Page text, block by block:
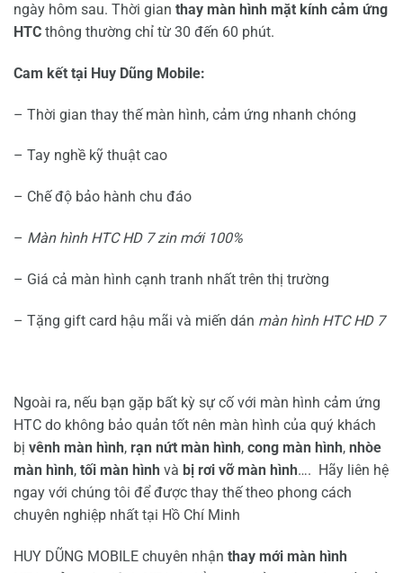
ngày hôm sau. Thời gian thay màn hình mặt kính cảm ứng
HTC thông thường chỉ từ 30 đến 60 phút.
Cam kết tại Huy Dũng Mobile:
– Thời gian thay thế màn hình, cảm ứng nhanh chóng
– Tay nghề kỹ thuật cao
– Chế độ bảo hành chu đáo
– Màn hình HTC HD 7 zin mới 100%
– Giá cả màn hình cạnh tranh nhất trên thị trường
– Tặng gift card hậu mãi và miến dán màn hình HTC HD 7
Ngoài ra, nếu bạn gặp bất kỳ sự cố với màn hình cảm ứng
HTC do không bảo quản tốt nên màn hình của quý khách
bị vênh màn hình, rạn nứt màn hình, cong màn hình, nhòe
màn hình, tối màn hình và bị rơi vỡ màn hình…. Hãy liên hệ
ngay với chúng tôi để được thay thế theo phong cách
chuyên nghiệp nhất tại Hồ Chí Minh
HUY DŨNG MOBILE chuyên nhận thay mới màn hình